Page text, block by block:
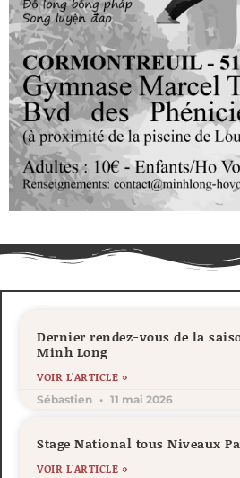
Dernier rendez-vous de la
Minh Long
VOIR L'ARTICLE »
Sébastien 11 mai 2026
Stage National tous Niveaux
VOIR L'ARTICLE »